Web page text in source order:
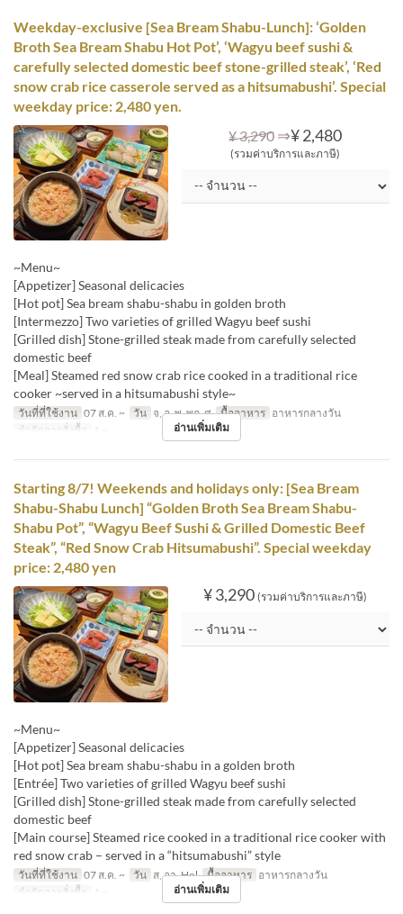
Weekday-exclusive [Sea Bream Shabu-Lunch]: ‘Golden
Broth Sea Bream Shabu Hot Pot’, ‘Wagyu beef sushi &
carefully selected domestic beef stone-grilled steak’, ‘Red
snow crab rice casserole served as a hitsumabushi’. Special
weekday price: 2,480 yen.
¥ 3,290 ⇒¥ 2,480
(รวมค่าบริการและภาษี)
~Menu~
[Appetizer] Seasonal delicacies
[Hot pot] Sea bream shabu-shabu in golden broth
[Intermezzo] Two varieties of grilled Wagyu beef sushi
[Grilled dish] Stone-grilled steak made from carefully selected
domestic beef
[Meal] Steamed red snow crab rice cooked in a traditional rice
cooker ~served in a hitsumabushi style~
วันที่ที่ใช้งาน 07 ส.ค. ~ วัน จ, อ, พ, พฤ, ศ มื้ออาหาร อาหารกลางวัน
จำกัดการสั่งซื้อ
1 ~ อ่านเพิ่มเติม
Starting 8/7! Weekends and holidays only: [Sea Bream
Shabu-Shabu Lunch] “Golden Broth Sea Bream Shabu-
Shabu Pot”, “Wagyu Beef Sushi & Grilled Domestic Beef
Steak”, “Red Snow Crab Hitsumabushi”. Special weekday
price: 2,480 yen
¥ 3,290 (รวมค่าบริการและภาษี)
~Menu~
[Appetizer] Seasonal delicacies
[Hot pot] Sea bream shabu-shabu in a golden broth
[Entrée] Two varieties of grilled Wagyu beef sushi
[Grilled dish] Stone-grilled steak made from carefully selected
domestic beef
[Main course] Steamed rice cooked in a traditional rice cooker with
red snow crab – served in a “hitsumabushi” style
วันที่ที่ใช้งาน 07 ส.ค. ~ วัน ส, อา, Hol มื้ออาหาร อาหารกลางวัน
จำกัดการสั่งซื้อ
1 ~ อ่านเพิ่มเติม